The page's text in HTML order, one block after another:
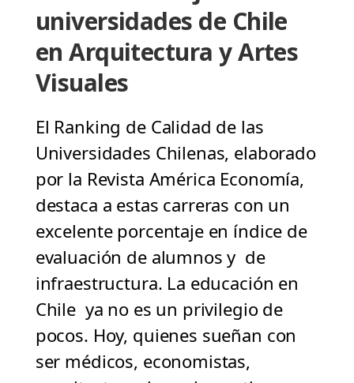
universidades de Chile
en Arquitectura y Artes
Visuales
El Ranking de Calidad de las
Universidades Chilenas, elaborado
por la Revista América Economía,
destaca a estas carreras con un
excelente porcentaje en índice de
evaluación de alumnos y de
infraestructura. La educación en
Chile ya no es un privilegio de
pocos. Hoy, quienes sueñan con
ser médicos, economistas,